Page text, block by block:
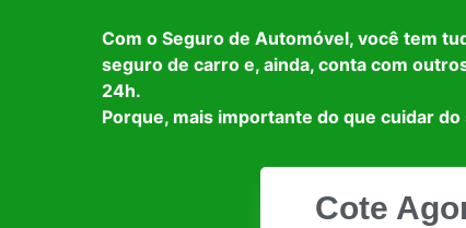
Com o Seguro de Automóvel, você tem
seguro de carro e, ainda, conta com
24h.
Porque, mais importante do que cuidar
Cote